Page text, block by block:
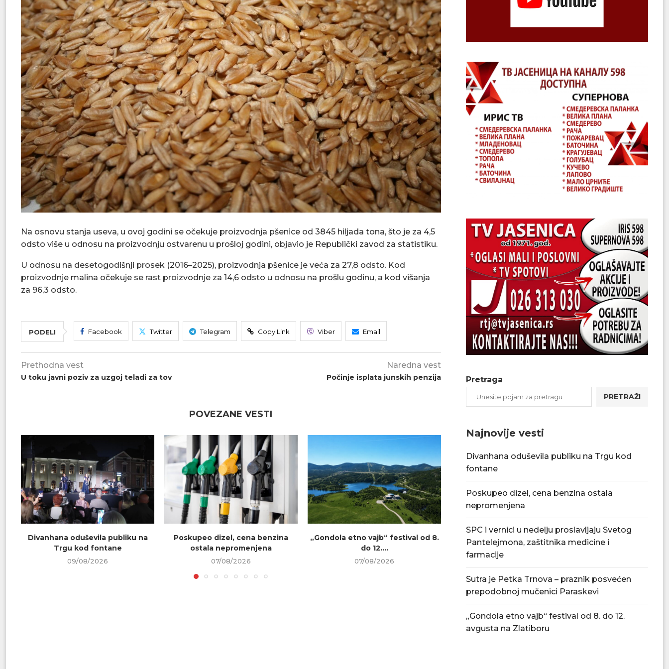
Na osnovu stanja useva, u ovoj godini se očekuje proizvodnja pšenice od 3845 hiljada tona, što je za 4,5
odsto više u odnosu na proizvodnju ostvarenu u prošloj godini, objavio je Republički zavod za statistiku.
U odnosu na desetogodišnji prosek (2016–2025), proizvodnja pšenice je veća za 27,8 odsto. Kod
proizvodnje malina očekuje se rast proizvodnje za 14,6 odsto u odnosu na prošlu godinu, a kod višanja
za 96,3 odsto.
PODELI Facebook Twitter Telegram Copy Link Viber Email
Prethodna vest
U toku javni poziv za uzgoj teladi za tov
Naredna vest
Počinje isplata junskih penzija
POVEZANE VESTI
Divanhana oduševila publiku na
Trgu kod fontane
09/08/2026
Poskupeo dizel, cena benzina
ostala nepromenjena
07/08/2026
„Gondola etno vajb“ festival od 8.
do 12....
07/08/2026
Nenad Jezdić u predstavi „Knjiga o
Milutinu“ u...
07/08/2026
Ognjenović:
jednokratnu
Pretraga
PRETRAŽI
Najnovije vesti
Divanhana oduševila publiku na Trgu kod
fontane
Poskupeo dizel, cena benzina ostala
nepromenjena
SPC i vernici u nedelju proslavljaju Svetog
Pantelejmona, zaštitnika medicine i
farmacije
Sutra je Petka Trnova – praznik posvećen
prepodobnoj mučenici Paraskevi
„Gondola etno vajb“ festival od 8. do 12.
avgusta na Zlatiboru